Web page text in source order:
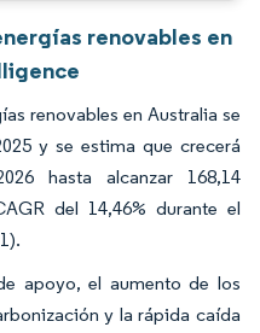
renovables en
renovables en Australia se
y se estima que crecerá
hasta alcanzar 168,14
del 14,46% durante el
apoyo, el aumento de los
y la rápida caída